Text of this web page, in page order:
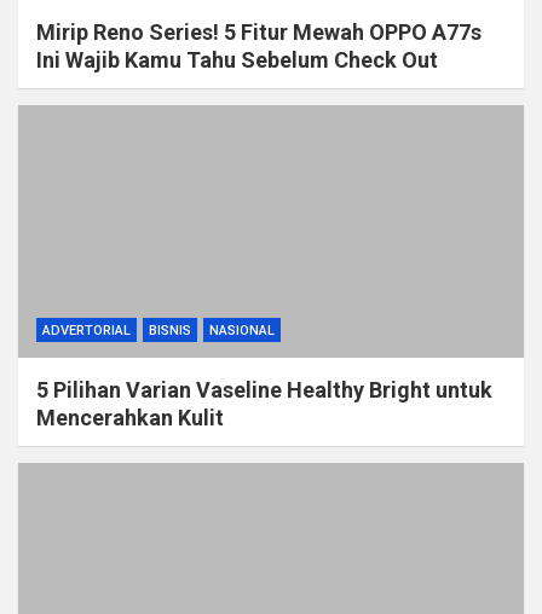
Mirip Reno Series! 5 Fitur Mewah OPPO A77s
Ini Wajib Kamu Tahu Sebelum Check Out
ADVERTORIAL BISNIS NASIONAL
5 Pilihan Varian Vaseline Healthy Bright untuk
Mencerahkan Kulit